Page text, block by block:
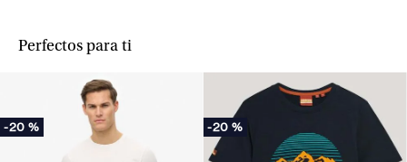
Perfectos para ti
-20 % -20 %